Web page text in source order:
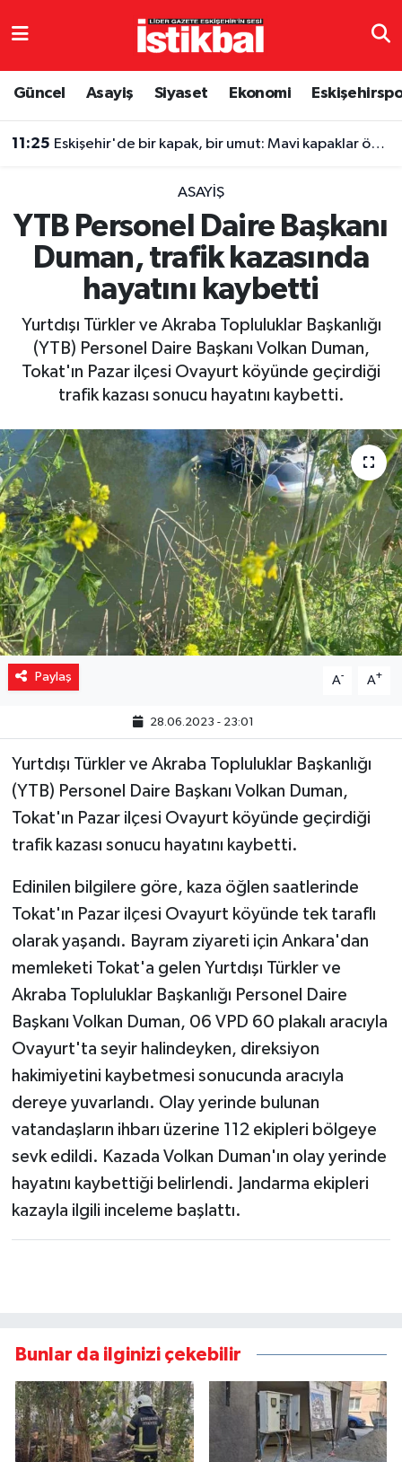
Güncel Asayiş Siyaset Ekonomi
11:25 Eskişehir'de bir kapak, bir umut: Mavi kapaklar özgürlüğe dönüştü
ASAYIŞ
YTB Personel Daire Başkanı
Duman, trafik kazasında
hayatını kaybetti
Yurtdışı Türkler ve Akraba Topluluklar Başkanlığı
(YTB) Personel Daire Başkanı Volkan Duman,
Tokat'ın Pazar ilçesi Ovayurt köyünde geçirdiği
trafik kazası sonucu hayatını kaybetti.
Paylaş A- A+
28.06.2023 - 23:01
Yurtdışı Türkler ve Akraba Topluluklar Başkanlığı
(YTB) Personel Daire Başkanı Volkan Duman,
Tokat'ın Pazar ilçesi Ovayurt köyünde geçirdiği
trafik kazası sonucu hayatını kaybetti.
Edinilen bilgilere göre, kaza öğlen saatlerinde
Tokat'ın Pazar ilçesi Ovayurt köyünde tek taraflı
olarak yaşandı. Bayram ziyareti için Ankara'dan
memleketi Tokat'a gelen Yurtdışı Türkler ve
Akraba Topluluklar Başkanlığı Personel Daire
Başkanı Volkan Duman, 06 VPD 60 plakalı aracıyla
Ovayurt'ta seyir halindeyken, direksiyon
hakimiyetini kaybetmesi sonucunda aracıyla
dereye yuvarlandı. Olay yerinde bulunan
vatandaşların ihbarı üzerine 112 ekipleri bölgeye
sevk edildi. Kazada Volkan Duman'ın olay yerinde
hayatını kaybettiği belirlendi. Jandarma ekipleri
kazayla ilgili inceleme başlattı.
Bunlar da ilginizi çekebilir
Eskişehirspor
Spor
Eğitim
Ekonomi
Sağlık
Yaşam
Resmi ilanlar
Eskişehir Nöbetçi Eczaneler
TFF 3.Lig 4.Grup Puan Durumu ve Fikstür
Tüm Manşetler
Son Dakika Haberleri
Haber Arşivi